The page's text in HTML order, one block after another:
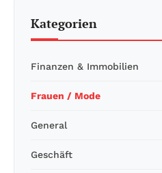
Kategorien
Finanzen & Immobilien
Frauen / Mode
General
Geschäft